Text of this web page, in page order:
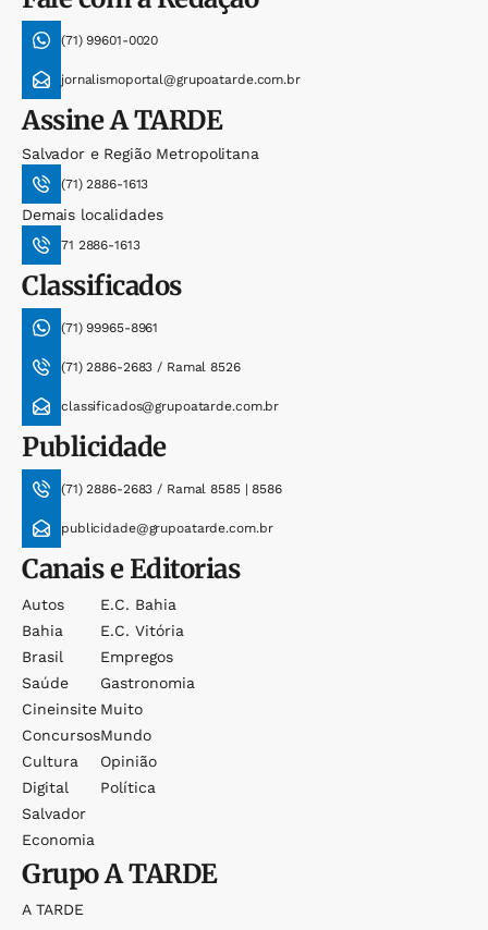
(71) 99601-0020
jornalismoportal@grupoatarde.com.br
AssineA TARDE
Salvador e Região Metropolitana
(71) 2886-1613
Demais localidades
71 2886-1613
Classificados
(71) 99965-8961
(71) 2886-2683 / Ramal 8526
classificados@grupoatarde.com.br
Publicidade
(71) 2886-2683 / Ramal 8585 | 8586
publicidade@grupoatarde.com.br
Canais e Editorias
Autos
Bahia
Brasil
Saúde
Cineinsite
Concursos
Cultura
Digital
Salvador
Economia
E.c. Bahia
E.c. Vitória
Empregos
Gastronomia
Muito
Mundo
Opinião
Política
GrupoA TARDE
A TARDE